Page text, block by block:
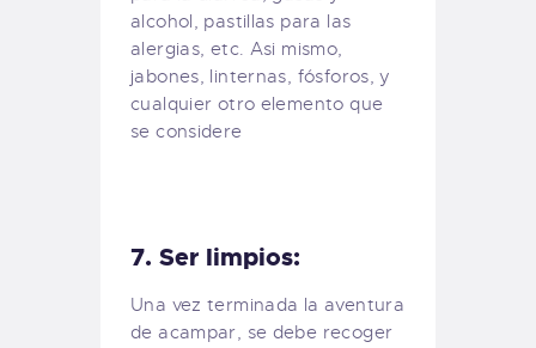
alcohol, pastillas para las
alergias, etc. Asi mismo,
jabones, linternas, fósforos, y
cualquier otro elemento que
se considere
7. Ser limpios:
Una vez terminada la aventura
de acampar, se debe recoger